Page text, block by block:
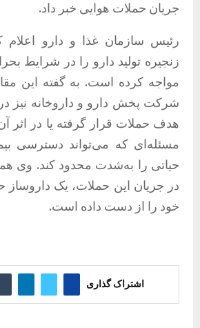
جریان حملات هوایی خبر داد.
رئیس سازمان غذا و دارو اعلام
زنجیره تولید دارو را در شرایط
مواجه کرده است. به گفته این
شرکت پخش دارو و داروخانه نیز
هدف حملات قرار گرفته یا در اثر
مسئله‌ای که می‌تواند دسترسی
حیاتی را به‌شدت محدود کند. وی
در جریان این حملات، یک داروساز
خود را از دست داده است.
اشتراک گذاری